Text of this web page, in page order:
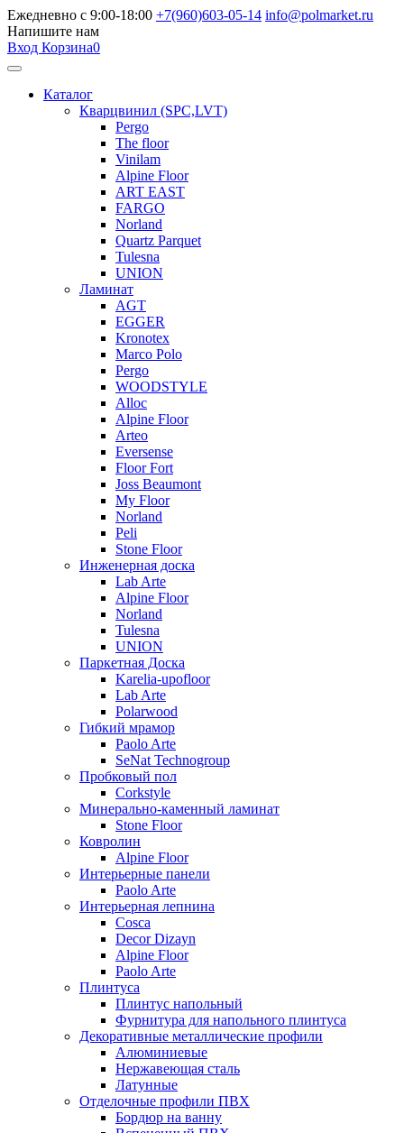
Ежедневно с 9:00-18:00 +7(960)603-05-14 info@polmarket.ru
Напишите нам
Вход Корзина0
Каталог
Кварцвинил (SPC,LVT)
Pergo
The floor
Vinilam
Alpine Floor
ART EAST
FARGO
Norland
Quartz Parquet
Tulesna
UNION
Ламинат
AGT
EGGER
Kronotex
Marco Polo
Pergo
WOODSTYLE
Alloc
Alpine Floor
Arteo
Eversense
Floor Fort
Joss Beaumont
My Floor
Norland
Peli
Stone Floor
Инженерная доска
Lab Arte
Alpine Floor
Norland
Tulesna
UNION
Паркетная Доска
Karelia-upofloor
Lab Arte
Polarwood
Гибкий мрамор
Paolo Arte
SeNat Technogroup
Пробковый пол
Corkstyle
Минерально-каменный ламинат
Stone Floor
Ковролин
Alpine Floor
Интерьерные панели
Paolo Arte
Интерьерная лепнина
Cosca
Decor Dizayn
Alpine Floor
Paolo Arte
Плинтуса
Плинтус напольный
Фурнитура для напольного плинтуса
Декоративные металлические профили
Алюминиевые
Нержавеющая сталь
Латунные
Отделочные профили ПВХ
Бордюр на ванну